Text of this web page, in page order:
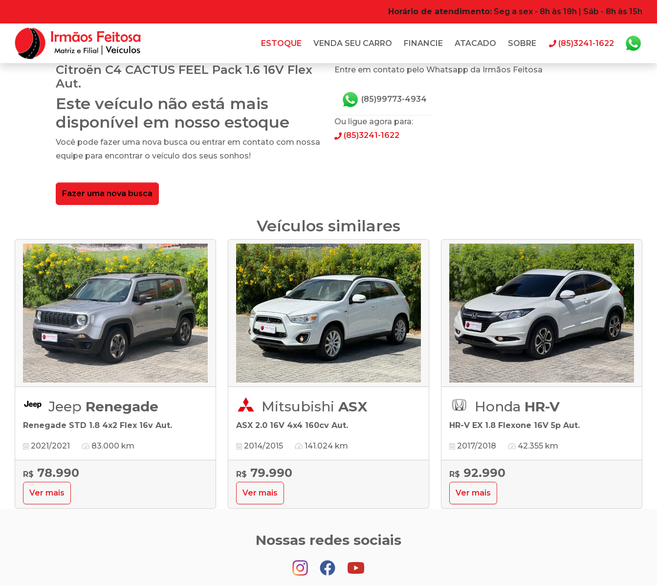
Horário de atendimento: Seg a sex - 8h às 18h | Sáb - 8h às 15h
ESTOQUE VENDA SEU CARRO FINANCIE ATACADO SOBRE (85)3241-1622
Citroën C4 CACTUS FEEL Pack 1.6 16V Flex
Aut.
Este veículo não está mais
disponível em nosso estoque
Você pode fazer uma nova busca ou entrar em contato com nossa
equipe para encontrar o veículo dos seus sonhos!
Fazer uma nova busca
Entre em contato pelo Whatsapp da Irmãos Feitosa
(85)99773-4934
Ou ligue agora para:
(85)3241-1622
Veículos similares
Jeep Renegade
Renegade STD 1.8 4x2 Flex 16v Aut.
2021/2021 83.000 km
R$ 78.990
Ver mais
Mitsubishi ASX
ASX 2.0 16V 4x4 160cv Aut.
2014/2015 141.024 km
R$ 79.990
Ver mais
Honda HR-V
HR-V EX 1.8 Flexone 16V 5p Aut.
2017/2018 42.355 km
R$ 92.990
Ver mais
Nossas redes sociais